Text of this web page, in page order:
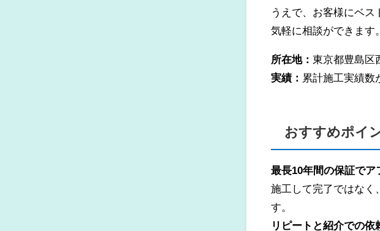
うえで、お客様にベ
気軽に相談ができます。
所在地： 東京都豊島区
実績： 累計施工実績数
おすすめポイ
最長10年間の保証でア
施工して完了ではなく
す。
リピートと紹介での依